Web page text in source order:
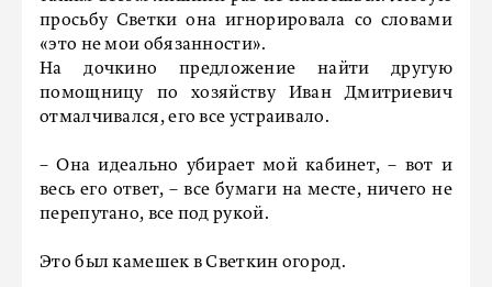
просьбу Светки она игнорировала со словами
«это не мои обязанности».
На дочкино предложение найти другую
помощницу по хозяйству Иван Дмитриевич
отмалчивался, его все устраивало.
– Она идеально убирает мой кабинет, – вот и
весь его ответ, – все бумаги на месте, ничего не
перепутано, все под рукой.
Это был камешек в Светкин огород.